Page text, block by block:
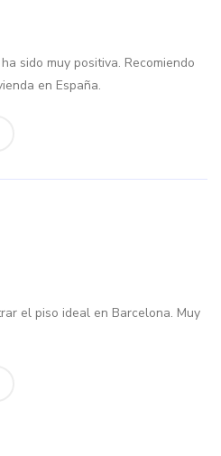
sido muy positiva. Recomiendo
en España.
el piso ideal en Barcelona. Muy